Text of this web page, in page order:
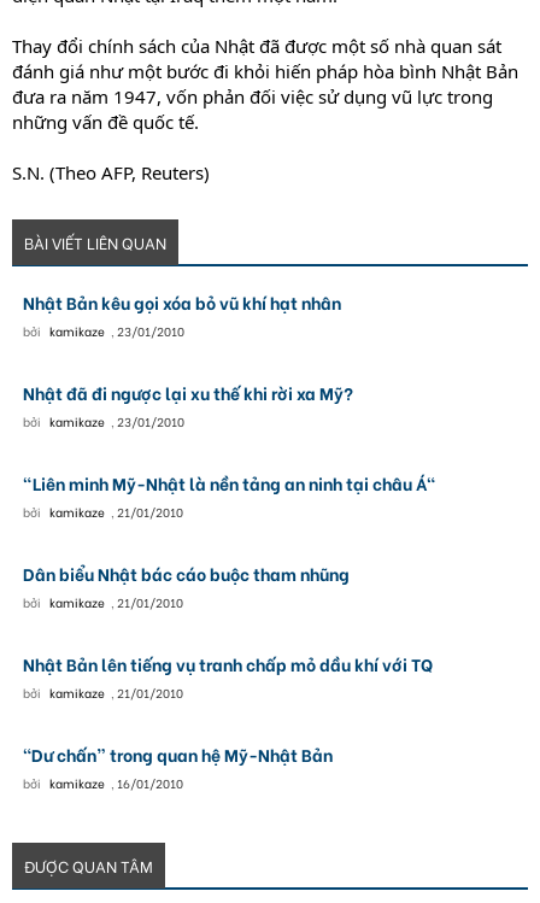
Thay đổi chính sách của Nhật đã được một số nhà quan sát
đánh giá như một bước đi khỏi hiến pháp hòa bình Nhật Bản
đưa ra năm 1947, vốn phản đối việc sử dụng vũ lực trong
những vấn đề quốc tế.
S.N. (Theo AFP, Reuters)
BÀI VIẾT LIÊN QUAN
Nhật Bản kêu gọi xóa bỏ vũ khí hạt nhân
bởi kamikaze , 23/01/2010
Nhật đã đi ngược lại xu thế khi rời xa Mỹ?
bởi kamikaze , 23/01/2010
"Liên minh Mỹ-Nhật là nền tảng an ninh tại châu Á"
bởi kamikaze , 21/01/2010
Dân biểu Nhật bác cáo buộc tham nhũng
bởi kamikaze , 21/01/2010
Nhật Bản lên tiếng vụ tranh chấp mỏ dầu khí với TQ
bởi kamikaze , 21/01/2010
“Dư chấn” trong quan hệ Mỹ-Nhật Bản
bởi kamikaze , 16/01/2010
ĐƯỢC QUAN TÂM